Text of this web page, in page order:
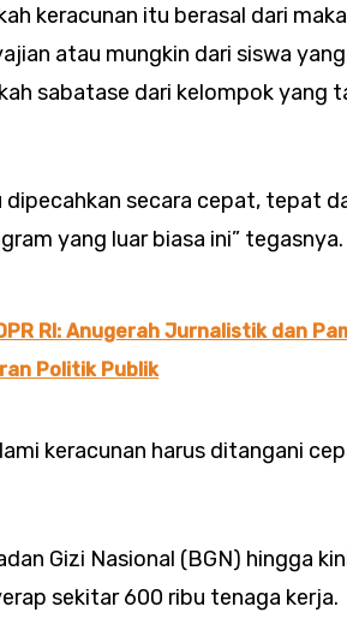
keracunan itu berasal dari
atau mungkin dari siswa
sabatase dari kelompok yang
dipecahkan secara cepat, tepat
yang luar biasa ini” tegasnya.
RI: Anugerah Jurnalistik dan
Politik Publik
keracunan harus ditangani
Gizi Nasional (BGN) hingga
sekitar 600 ribu tenaga kerja.